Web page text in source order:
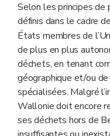
Selon les principes de
définis dans le cadre
États membres de
de plus en plus
déchets, en tenant
géographique et/ou
spécialisées. Malgré
Wallonie doit encore
ses déchets hors de